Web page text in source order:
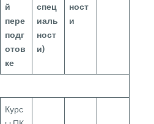
й
пере
подг
отов
ке
спец
иаль
ност
и)
ност
и
Курс